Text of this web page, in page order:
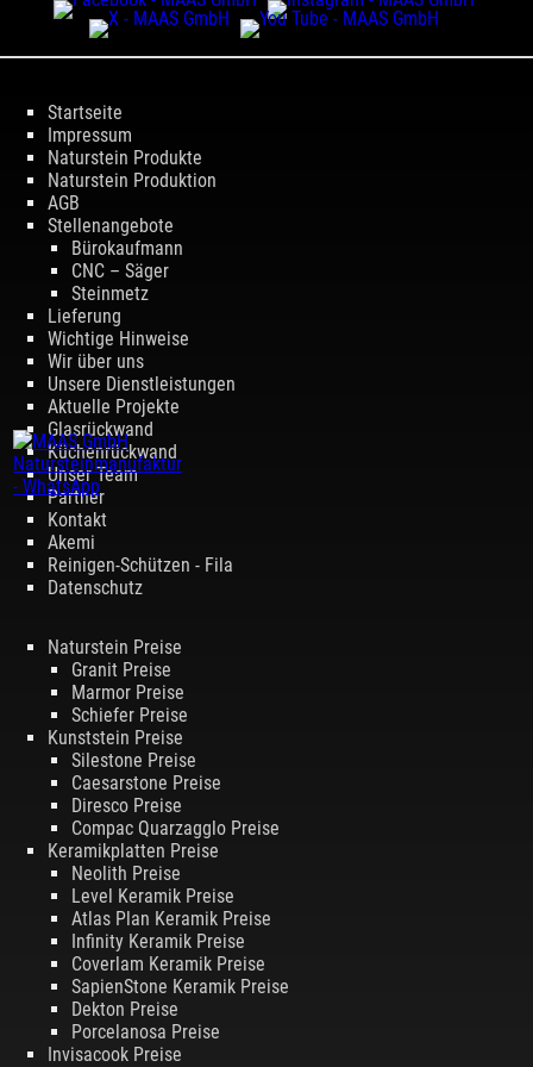
Startseite
Impressum
Naturstein Produkte
Naturstein Produktion
AGB
Stellenangebote
Bürokaufmann
CNC – Säger
Steinmetz
Lieferung
Wichtige Hinweise
Wir über uns
Unsere Dienstleistungen
Aktuelle Projekte
Glasrückwand
Küchenrückwand
Unser Team
Partner
Kontakt
Akemi
Reinigen-Schützen - Fila
Datenschutz
Naturstein Preise
Granit Preise
Marmor Preise
Schiefer Preise
Kunststein Preise
Silestone Preise
Caesarstone Preise
Diresco Preise
Compac Quarzagglo Preise
Keramikplatten Preise
Neolith Preise
Level Keramik Preise
Atlas Plan Keramik Preise
Infinity Keramik Preise
Coverlam Keramik Preise
SapienStone Keramik Preise
Dekton Preise
Porcelanosa Preise
Invisacook Preise